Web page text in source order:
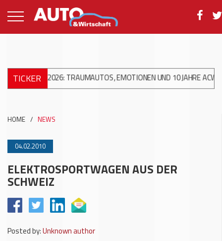
TICKER
2026: TRAUMAUTOS, EMOTIONEN UND 10 JAHRE ACW AG +++
HOME / NEWS
04.02.2010
ELEKTROSPORTWAGEN AUS DER
SCHWEIZ
Posted by:Unknown author